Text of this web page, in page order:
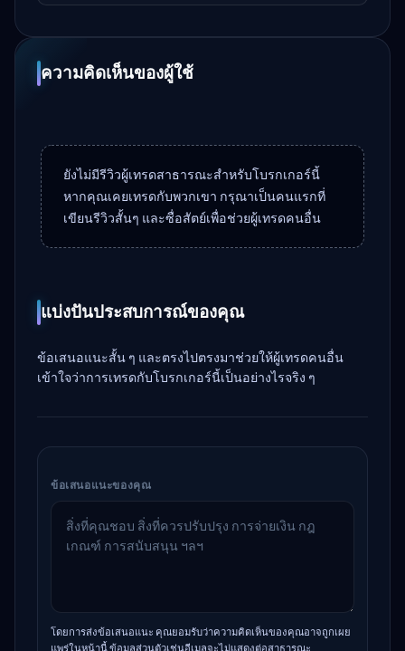
ความคิดเห็นของผู้ใช้
ยังไม่มีรีวิวผู้เทรดสาธารณะสำหรับโบรกเกอร์นี้
หากคุณเคยเทรดกับพวกเขา กรุณาเป็นคนแรกที่
เขียนรีวิวสั้นๆ และซื่อสัตย์เพื่อช่วยผู้เทรดคนอื่น
แบ่งปันประสบการณ์ของคุณ
ข้อเสนอแนะสั้น ๆ และตรงไปตรงมาช่วยให้ผู้เทรดคนอื่น
เข้าใจว่าการเทรดกับโบรกเกอร์นี้เป็นอย่างไรจริง ๆ
ข้อเสนอแนะของคุณ
โดยการส่งข้อเสนอแนะ คุณยอมรับว่าความคิดเห็นของคุณอาจถูกเผย
แพร่ในหน้านี้ ข้อมูลส่วนตัวเช่นอีเมลจะไม่แสดงต่อสาธารณะ